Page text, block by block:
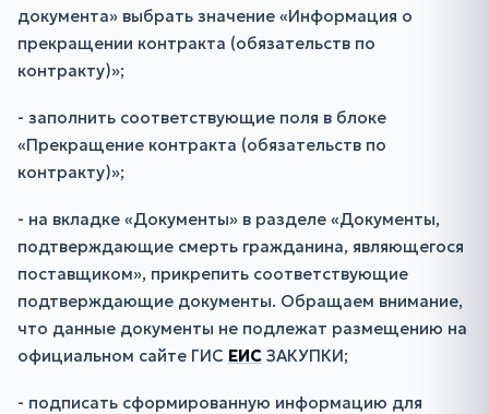
документа» выбрать значение «Информация о
прекращении контракта (обязательств по
контракту)»;
- заполнить соответствующие поля в блоке
«Прекращение контракта (обязательств по
контракту)»;
- на вкладке «Документы» в разделе «Документы,
подтверждающие смерть гражданина, являющегося
поставщиком», прикрепить соответствующие
подтверждающие документы. Обращаем внимание,
что данные документы не подлежат размещению на
официальном сайте ГИС ЕИС ЗАКУПКИ;
- подписать сформированную информацию для